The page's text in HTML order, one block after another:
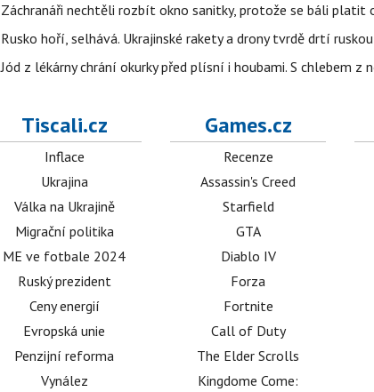
Záchranáři nechtěli rozbít okno sanitky, protože se báli
Rusko hoří, selhává. Ukrajinské rakety a drony tvrdě drtí
Jód z lékárny chrání okurky před plísní i houbami. S chlebem
Tiscali.cz
Inflace
Ukrajina
Válka na Ukrajině
Migrační politika
ME ve fotbale 2024
Ruský prezident
Ceny energií
Evropská unie
Penzijní reforma
Vynález
Games.cz
Recenze
Assassin's Creed
Starfield
GTA
Diablo IV
Forza
Fortnite
Call of Duty
The Elder Scrolls
Kingdome Come: